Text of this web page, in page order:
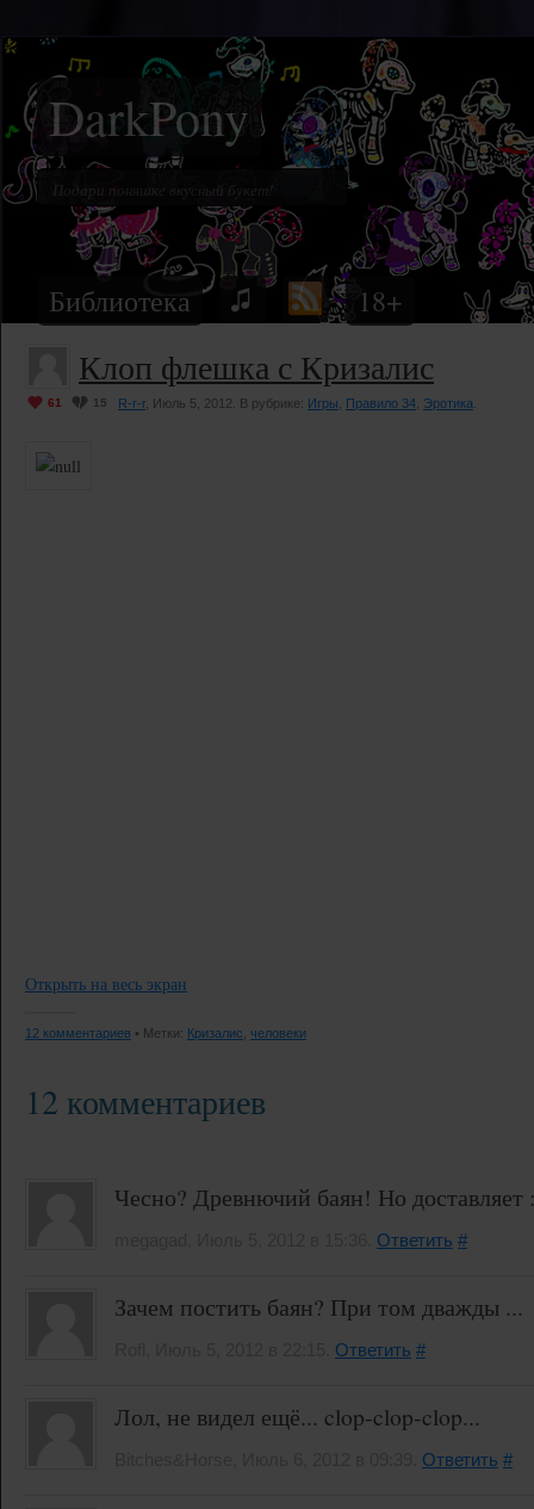
DarkPony
Библиотека 18+
Клоп флешка с Кризалис
61 15 R-r-r, Июль 5, 2012. В рубрике: Игры Правило 34 Эротика
Открыть на весь экран
12 комментариев • Метки: Кризалис человеки
12 комментариев
Чесно? Древнючий баян! Но доставляет
Ответить #
Зачем постить баян? При том дважды ...
Ответить #
Лол, не видел ещё... clop-clop-clop...
Ответить #